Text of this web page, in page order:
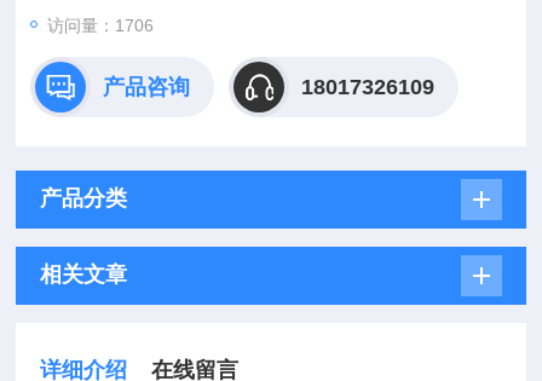
访问量：1706
产品咨询 18017326109
产品分类
相关文章
详细介绍 在线留言